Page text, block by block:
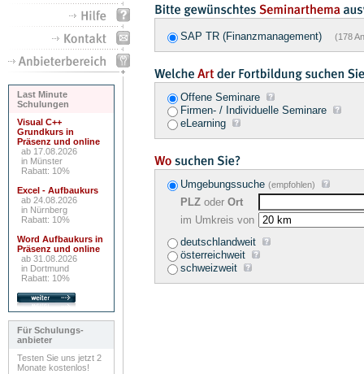
Last Minute
Schulungen
Visual C++
Grundkurs in
Präsenz und online
ab 17.08.2026
in Münster
Rabatt: 10%
Excel - Aufbaukurs
ab 24.08.2026
in Nürnberg
Rabatt: 10%
Word Aufbaukurs in
Präsenz und online
ab 31.08.2026
in Dortmund
Rabatt: 10%
Für Schulungs-
anbieter
Testen Sie uns jetzt 2
Monate kostenlos!
SAP TR (Finanzmanagement) (178
Offene Seminare
Firmen- / Individuelle Seminare
eLearning
Umgebungssuche (empfohlen)
PLZ oder Ort
im Umkreis von
deutschlandweit
österreichweit
schweizweit